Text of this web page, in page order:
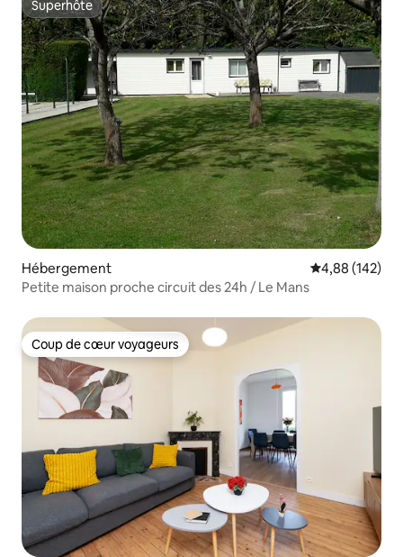
Superhôte
Superhôte
Hébergement Évaluation
4,88 (142)
Petite maison proche circuit des 24h / Le Mans
Coup de cœur voyageurs
Coup de cœur voyageurs